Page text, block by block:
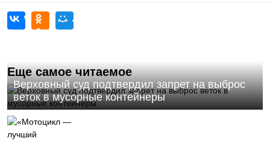
Еще самое читаемое
Верховный суд подтвердил запрет на выброс
веток в мусорные контейнеры